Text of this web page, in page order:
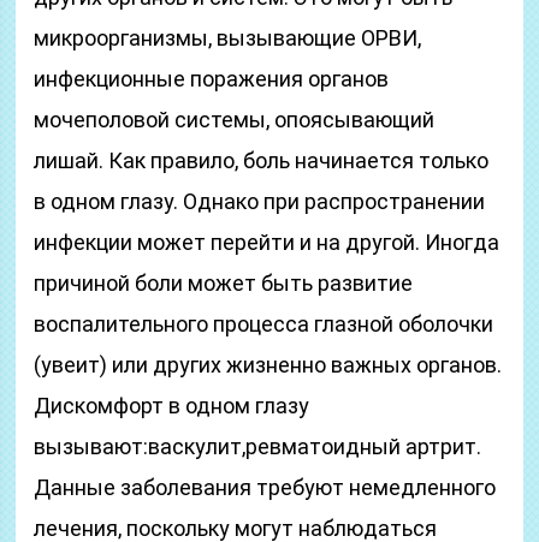
микроорганизмы, вызывающие ОРВИ,
инфекционные поражения органов
мочеполовой системы, опоясывающий
лишай. Как правило, боль начинается только
в одном глазу. Однако при распространении
инфекции может перейти и на другой. Иногда
причиной боли может быть развитие
воспалительного процесса глазной оболочки
(увеит) или других жизненно важных органов.
Дискомфорт в одном глазу
вызывают:васкулит,ревматоидный артрит.
Данные заболевания требуют немедленного
лечения, поскольку могут наблюдаться